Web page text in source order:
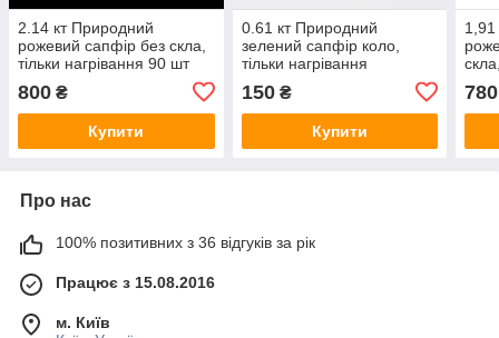
2.14 кт Природний
рожевий сапфір без скла,
тільки нагрівання 90 шт
800 ₴
Купити
0.61 кт Природний
зелений сапфір коло,
тільки нагрівання
150₴
Купити
780
Про нас
100% позитивних з 36 відгуків за рік
Працює з 15.08.2016
м. Київ